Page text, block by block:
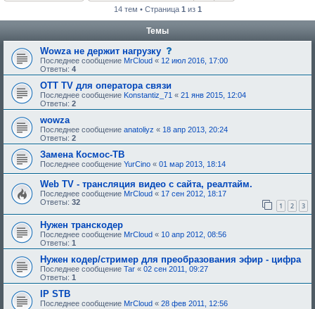
14 тем • Страница 1 из 1
Темы
Wowza не держит нагрузку
о
о
б
н
и
т
р
у
ю
щ
е
б
е
н
и
:
Последнее сообщение MrCloud « 12 июл 2016, 17:00
Ответы: 4
OTT TV для оператора связи
Последнее сообщение Konstantiz_71 « 21 янв 2015, 12:04
Ответы: 2
wowza
Последнее сообщение anatoliyz « 18 апр 2013, 20:24
Ответы: 2
Замена Космос-ТВ
Последнее сообщение YurCino « 01 мар 2013, 18:14
Web TV - трансляция видео с сайта, реалтайм.
Последнее сообщение MrCloud « 17 сен 2012, 18:17
Ответы: 32 1 2 3
Нужен транскодер
Последнее сообщение MrCloud « 10 апр 2012, 08:56
Ответы: 1
Нужен кодер/стример для преобразования эфир - цифра
Последнее сообщение Tar « 02 сен 2011, 09:27
Ответы: 1
IP STB
Последнее сообщение MrCloud « 28 фев 2011, 12:56